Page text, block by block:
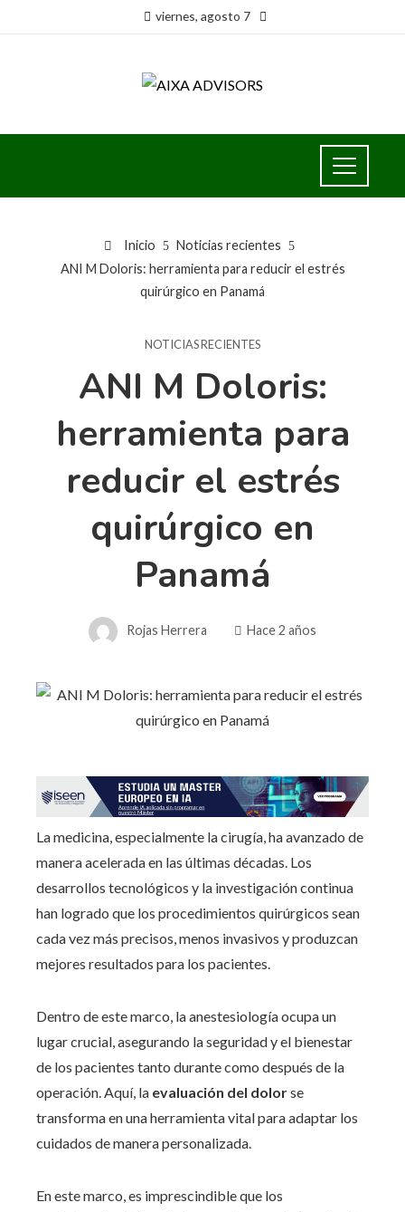
viernes, agosto 7
Inicio
Noticias recientes
ANI M Doloris: herramienta para reducir el estrés
quirúrgico en Panamá
NOTICIAS RECIENTES
ANI M Doloris:
herramienta para
reducir el estrés
quirúrgico en
Panamá
Rojas Herrera Hace 2 años
La medicina, especialmente la cirugía, ha avanzado de
manera acelerada en las últimas décadas. Los
desarrollos tecnológicos y la investigación continua
han logrado que los procedimientos quirúrgicos sean
cada vez más precisos, menos invasivos y produzcan
mejores resultados para los pacientes.
Dentro de este marco, la anestesiología ocupa un
lugar crucial, asegurando la seguridad y el bienestar
de los pacientes tanto durante como después de la
operación. Aquí, la evaluación del dolorse
transforma en una herramienta vital para adaptar los
cuidados de manera personalizada.
En este marco, es imprescindible que los